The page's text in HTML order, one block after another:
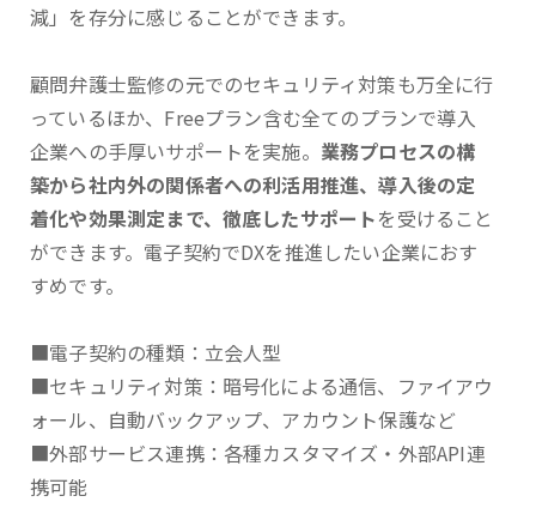
減」を存分に感じることができます。
顧問弁護士監修の元でのセキュリティ対策も万全に行
っているほか、Freeプラン含む全てのプランで導入
企業への手厚いサポートを実施。 業務プロセスの構
築から社内外の関係者への利活用推進、導入後の定
着化や効果測定まで、徹底したサポートを受けること
ができます。電子契約でDXを推進したい企業におす
すめです。
■電子契約の種類：立会人型
■セキュリティ対策：暗号化による通信、ファイアウ
ォール、自動バックアップ、アカウント保護など
■外部サービス連携：各種カスタマイズ・外部API連
携可能